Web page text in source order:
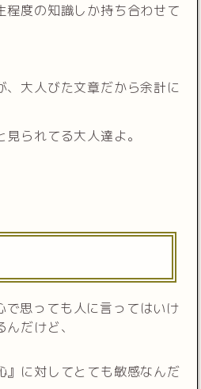
程度の知識しか持ち合わせて
、大人びた文章だから余計に
られてる大人達よ。
で思っても人に言ってはいけ
だけど、
』に対してとても敏感なんだ